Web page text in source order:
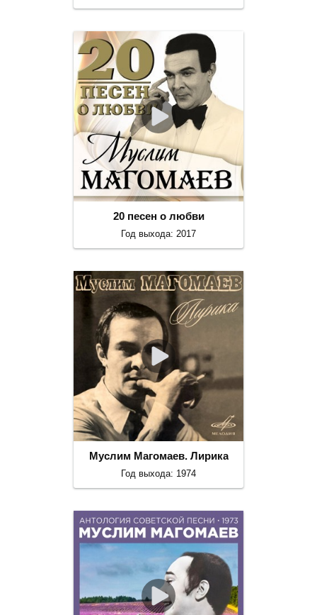
20 песен о любви
Год выхода: 2017
Муслим Магомаев. Лирика
Год выхода: 1974